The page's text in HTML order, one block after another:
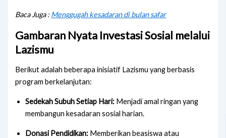
Baca Juga :Menggugah kesadaran di bulan safar
Gambaran Nyata Investasi Sosial melalui
Lazismu
Berikut adalah beberapa inisiatif Lazismu yang berbasis
program berkelanjutan:
Sedekah Subuh Setiap Hari: Menjadi amal ringan yang
membangun kesadaran sosial harian.
Donasi Pendidikan: Memberikan beasiswa atau